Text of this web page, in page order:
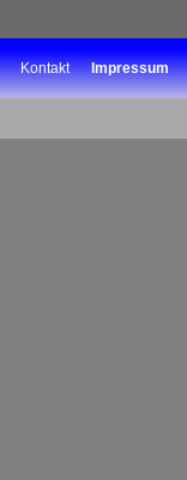
Kontakt Impressum